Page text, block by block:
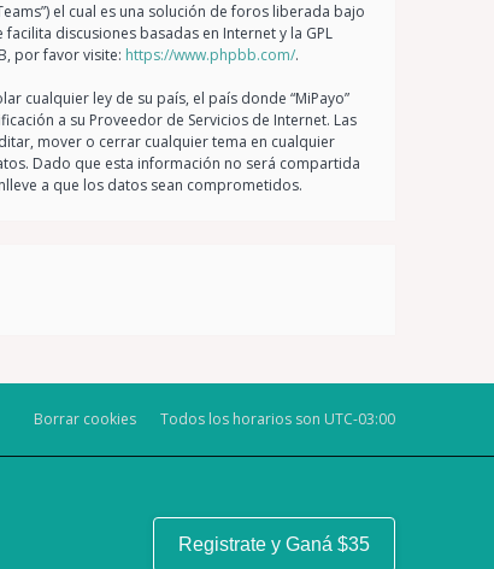
el cual es una solución de foros liberada bajo
discusiones basadas en Internet y la GPL
por favor visite: https://www.phpbb.com/.
cualquier ley de su país, el país donde “MiPayo”
a su Proveedor de Servicios de Internet. Las
mover o cerrar cualquier tema en cualquier
Dado que esta información no será compartida
a que los datos sean comprometidos.
Todos los horarios son UTC-03:00
Borrar cookies
Registrate y Ganá $35